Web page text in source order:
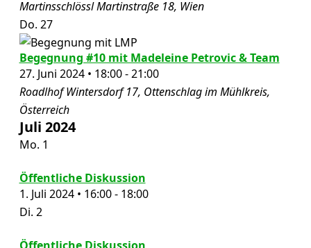
MartinsschlösslMartinstraße 18, Wien
Do. 27
Begegnung #10 mit Madeleine Petrovic & Team
27. Juni 2024 • 18:00-21:00
RoadlhofWintersdorf 17, Ottenschlag im Mühlkreis,
Österreich
Juli 2024
Mo. 1
Öffentliche Diskussion
1. Juli 2024 • 16:00- 18:00
Di. 2